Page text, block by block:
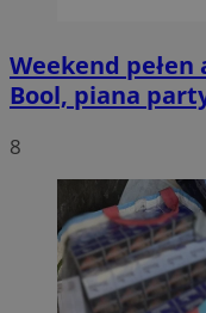
Weekend pełen
Bool, piana
8